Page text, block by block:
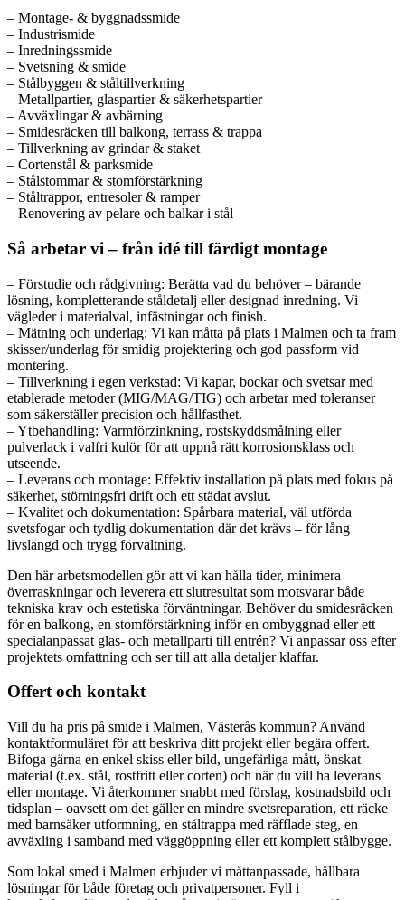
– Montage- & byggnadssmide
– Industrismide
– Inredningssmide
– Svetsning & smide
– Stålbyggen & ståltillverkning
– Metallpartier, glaspartier & säkerhetspartier
– Avväxlingar & avbärning
– Smidesräcken till balkong, terrass & trappa
– Tillverkning av grindar & staket
– Cortenstål & parksmide
– Stålstommar & stomförstärkning
– Ståltrappor, entresoler & ramper
– Renovering av pelare och balkar i stål
Så arbetar vi – från idé till färdigt montage
– Förstudie och rådgivning: Berätta vad du behöver – bärande
lösning, kompletterande ståldetalj eller designad inredning. Vi
vägleder i materialval, infästningar och finish.
– Mätning och underlag: Vi kan måtta på plats i Malmen och ta fram
skisser/underlag för smidig projektering och god passform vid
montering.
– Tillverkning i egen verkstad: Vi kapar, bockar och svetsar med
etablerade metoder (MIG/MAG/TIG) och arbetar med toleranser
som säkerställer precision och hållfasthet.
– Ytbehandling: Varmförzinkning, rostskyddsmålning eller
pulverlack i valfri kulör för att uppnå rätt korrosionsklass och
utseende.
– Leverans och montage: Effektiv installation på plats med fokus på
säkerhet, störningsfri drift och ett städat avslut.
– Kvalitet och dokumentation: Spårbara material, väl utförda
svetsfogar och tydlig dokumentation där det krävs – för lång
livslängd och trygg förvaltning.
Den här arbetsmodellen gör att vi kan hålla tider, minimera
överraskningar och leverera ett slutresultat som motsvarar både
tekniska krav och estetiska förväntningar. Behöver du smidesräcken
för en balkong, en stomförstärkning inför en ombyggnad eller ett
specialanpassat glas- och metallparti till entrén? Vi anpassar oss efter
projektets omfattning och ser till att alla detaljer klaffar.
Offert och kontakt
Vill du ha pris på smide i Malmen, Västerås kommun? Använd
kontaktformuläret för att beskriva ditt projekt eller begära offert.
Bifoga gärna en enkel skiss eller bild, ungefärliga mått, önskat
material (t.ex. stål, rostfritt eller corten) och när du vill ha leverans
eller montage. Vi återkommer snabbt med förslag, kostnadsbild och
tidsplan – oavsett om det gäller en mindre svetsreparation, ett räcke
med barnsäker utformning, en ståltrappa med räfflade steg, en
avväxling i samband med väggöppning eller ett komplett stålbygge.
Som lokal smed i Malmen erbjuder vi måttanpassade, hållbara
lösningar för både företag och privatpersoner. Fyll i